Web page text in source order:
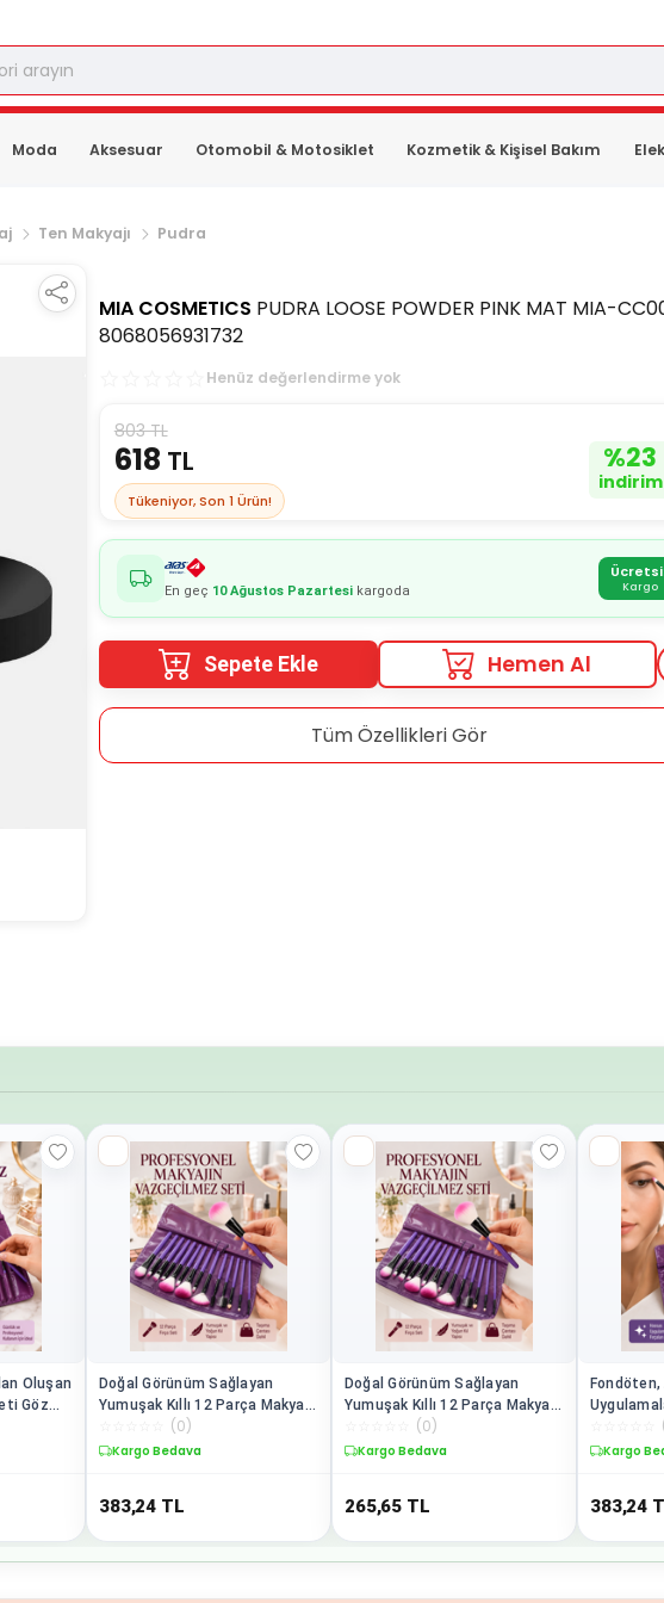
Moda Aksesuar Otomobil & Motosiklet Kozmetik & Kişisel Bakım
Ten Makyajı Pudra
MIA COSMETICS PUDRA LOOSE POWDER PINK MAT MIA-
8068056931732
Henüz değerlendirme yok
803 TL
618 TL
Tükeniyor, Son 1 Ürün!
%23
indirim
En geç 10 Ağustos Pazartesikargoda Kargo
Sepete Ekle Hemen Al
Tüm Özellikleri Gör
Oluşan
Göz
Doğal Görünüm Sağlayan
Yumuşak Kıllı 12 Parça Makyaj
Fırça Seti Günlük ve
Profesyonel Kullanıma Uygun
(0)
Kargo Bedava
383,24 TL
Doğal Görünüm Sağlayan
Yumuşak Kıllı 12 Parça Makyaj
Fırça Seti Günlük ve
Profesyonel Kullanıma Uygun
(0)
Kargo Bedava
265,65 TL
Fondöten,
Parça
Ergonomik
Kargo
383,24